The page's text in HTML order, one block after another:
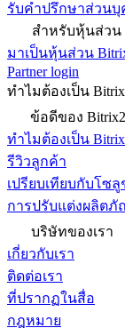
รับคำปรึกษาส่วนบุ
สำหรับหุ้นส่วน
มาเป็นหุ้นส่วน
Partner login
ทำไมต้องเป็น
ข้อดีของ
ทำไมต้องเป็น
รีวิวลูกค้า
เปรียบเทียบกับโซ
การปรับแต่งผลิต
บริษัทของเรา
เกี่ยวกับเรา
ติดต่อเรา
ที่ปรากฏในสื่อ
กฎหมาย